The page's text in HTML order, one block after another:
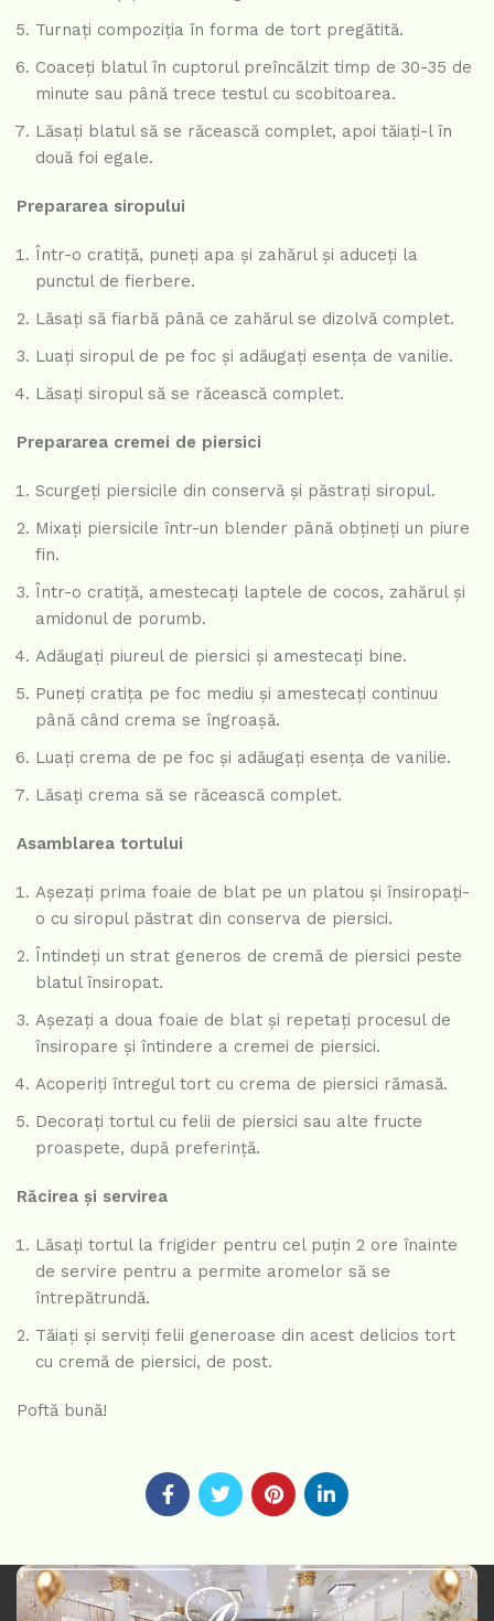
Turnați compoziția în forma de tort pregătită.
Coaceți blatul în cuptorul preîncălzit timp de 30-35 de
minute sau până trece testul cu scobitoarea.
Lăsați blatul să se răcească complet, apoi tăiați-l în
două foi egale.
Prepararea siropului
Într-o cratiță, puneți apa și zahărul și aduceți la
punctul de fierbere.
Lăsați să fiarbă până ce zahărul se dizolvă complet.
Luați siropul de pe foc și adăugați esența de vanilie.
Lăsați siropul să se răcească complet.
Prepararea cremei de piersici
Scurgeți piersicile din conservă și păstrați siropul.
Mixați piersicile într-un blender până obțineți un piure
fin.
Într-o cratiță, amestecați laptele de cocos, zahărul și
amidonul de porumb.
Adăugați piureul de piersici și amestecați bine.
Puneți cratița pe foc mediu și amestecați continuu
până când crema se îngroașă.
Luați crema de pe foc și adăugați esența de vanilie.
Lăsați crema să se răcească complet.
Asamblarea tortului
Așezați prima foaie de blat pe un platou și însiropați-
o cu siropul păstrat din conserva de piersici.
Întindeți un strat generos de cremă de piersici peste
blatul însiropat.
Așezați a doua foaie de blat și repetați procesul de
însiropare și întindere a cremei de piersici.
Acoperiți întregul tort cu crema de piersici rămasă.
Decorați tortul cu felii de piersici sau alte fructe
proaspete, după preferință.
Răcirea și servirea
Lăsați tortul la frigider pentru cel puțin 2 ore înainte
de servire pentru a permite aromelor să se
întrepătrundă.
Tăiați și serviți felii generoase din acest delicios tort
cu cremă de piersici, de post.
Poftă bună!